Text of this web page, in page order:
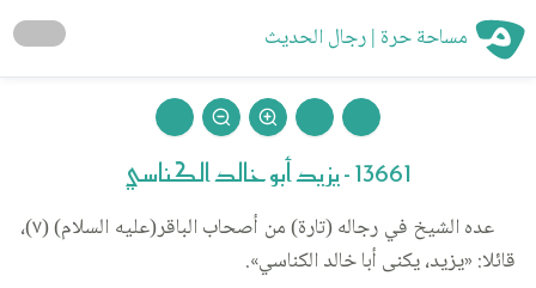
مساحة حرة | رجال الحديث
13661 - يزيد أبو خالد الكناسي
عده الشيخ في رجاله (تارة) من أصحاب الباقر(عليه السلام) (٧)،
قائلا: «يزيد، يكنى أبا خالد الكناسي».